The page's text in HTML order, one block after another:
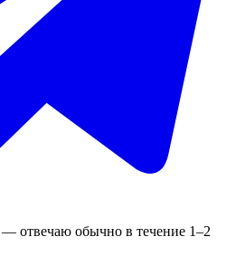
отвечаю обычно в течение 1–2